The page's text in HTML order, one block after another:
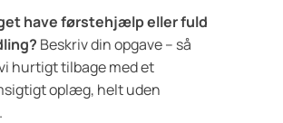
have førstehjælp eller fuld
Beskriv din opgave – så
hurtigt tilbage med et
oplæg, helt uden